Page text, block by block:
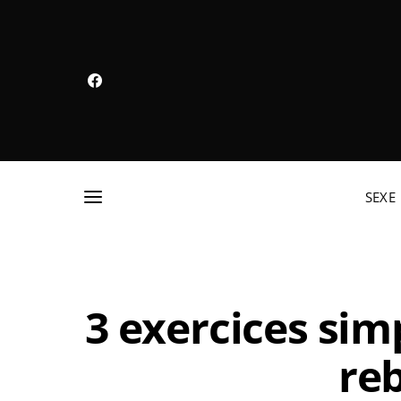
SEXE
3 exercices